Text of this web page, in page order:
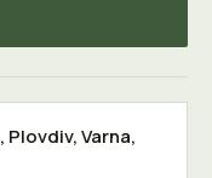
, Plovdiv,Varna,